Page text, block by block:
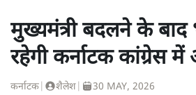
मुख्यमंत्री बदलने के बाद
रहेगी कर्नाटक कांग्रेस
कर्नाटक शैलेश 30 MAY, 2026